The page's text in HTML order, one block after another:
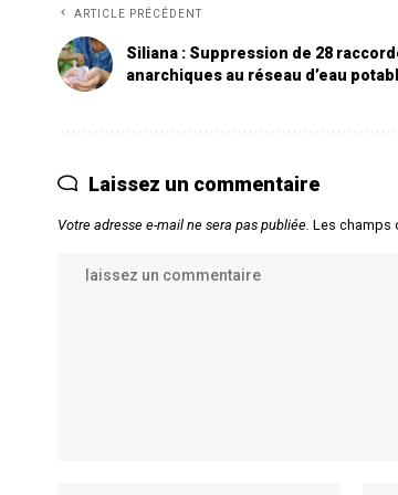
ARTICLE PRÉCÉDENT
Siliana : Suppression de 28
anarchiques au réseau d’eau
Laissez un commentaire
Votre adresse e-mail ne sera pas publiée. Les champs